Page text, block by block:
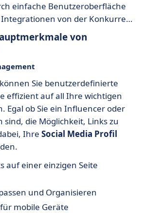
einfache Benutzeroberfläche
von der Konkurrenz
von
Sie benutzerdefinierte
effizient auf all Ihre wichtigen
Egal ob Sie ein Influencer oder
die Möglichkeit, Links zu
Ihre Social Media Profil
auf einer einzigen Seite
und Organisieren
mobile Geräte